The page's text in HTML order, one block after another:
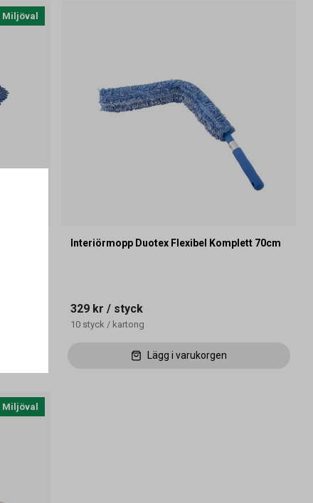
Miljöval
Interiörmopp Duotex Flexibel Komplett 70cm
329 kr / styck
10 styck / kartong
Lägg i varukorgen
Miljöval